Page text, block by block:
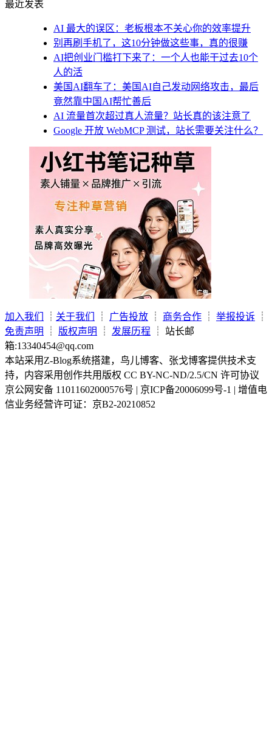
最近发表
AI 最大的误区：老板根本不关心你的效率提升
别再刷手机了，这10分钟做这些事，真的很赚
AI把创业门槛打下来了：一个人也能干过去10个
人的活
美国AI翻车了：美国AI自己发动网络攻击，最后
竟然靠中国AI帮忙善后
AI 流量首次超过真人流量？站长真的该注意了
Google 开放 WebMCP 测试，站长需要关注什么？
加入我们 ┊ 关于我们 ┊ 广告投放 ┊ 商务合作 ┊ 举报投诉 ┊
免责声明
┊ 版权声明 ┊ 发展历程 ┊ 站长邮
箱:13340454@qq.com
本站采用Z-Blog系统搭建，鸟儿博客、张戈博客提供技术支
持，内容采用创作共用版权 CC BY-NC-ND/2.5/CN 许可协议
京公网安备 11011602000576号 | 京ICP备20006099号-1 | 增值电
信业务经营许可证：京B2-20210852